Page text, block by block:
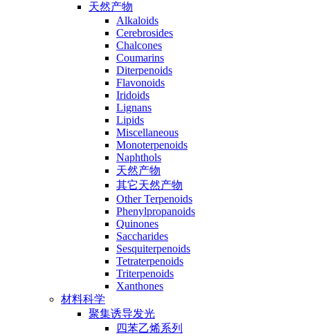
天然产物
Alkaloids
Cerebrosides
Chalcones
Coumarins
Diterpenoids
Flavonoids
Iridoids
Lignans
Lipids
Miscellaneous
Monoterpenoids
Naphthols
天然产物
其它天然产物
Other Terpenoids
Phenylpropanoids
Quinones
Saccharides
Sesquiterpenoids
Tetraterpenoids
Triterpenoids
Xanthones
材料科学
聚集诱导发光
四苯乙烯系列